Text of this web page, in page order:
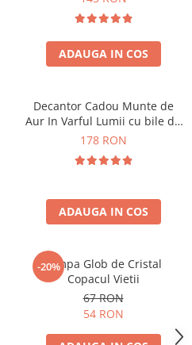
ADAUGA IN COS
Decantor Cadou Munte de
Aur In Varful Lumii cu bile de
curatare
178 RON
ADAUGA IN COS
-20%
Lampa Glob de Cristal
Copacul Vietii
67 RON
54 RON